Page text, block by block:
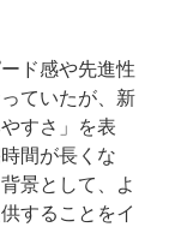
ド感や先進性
ていたが、新
すさ」を表
間が長くな
景として、よ
することをイ